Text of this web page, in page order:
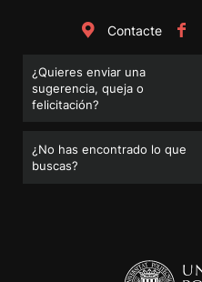
Contacte
¿Quieres enviar una
sugerencia, queja o
felicitación?
¿No has encontrado lo que
buscas?